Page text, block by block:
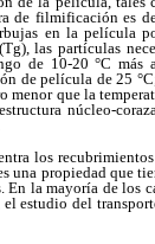
de filmificación es
en la película
las partículas
de 10-20 °C
de película de 25
que la
núcleo-
los
una propiedad que
la mayoría de los
el estudio del